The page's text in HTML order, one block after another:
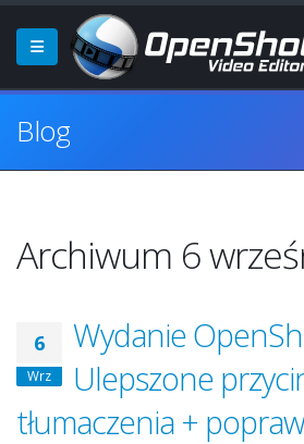
Blog
Archiwum 6
6
Wrz
Wydanie
Ulepszone
tłumaczenia +